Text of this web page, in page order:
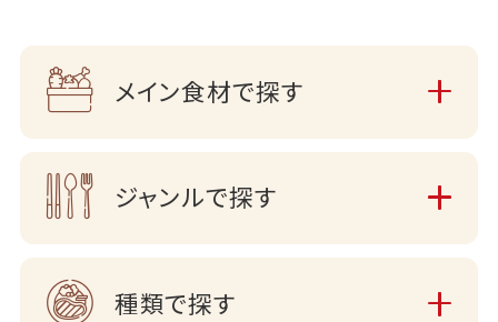
メイン食材で探す
ジャンルで探す
種類で探す